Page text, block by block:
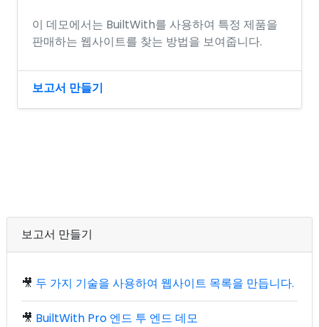
이 데모에서는 BuiltWith를 사용하여 특정 제품을
판매하는 웹사이트를 찾는 방법을 보여줍니다.
보고서 만들기
보고서 만들기
🎥 두 가지 기술을 사용하여 웹사이트 목록을 만듭니다.
🎥 BuiltWith Pro 엔드 투 엔드 데모